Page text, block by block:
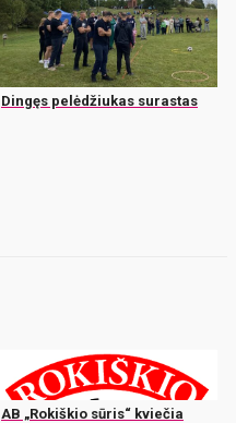
Dingęs pelėdžiukas surastas
AB „Rokiškio sūris“ kviečia